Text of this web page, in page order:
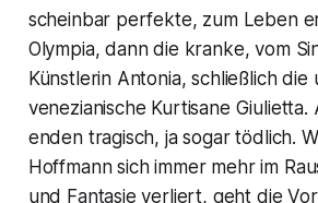
scheinbar perfekte, zum Leben
Olympia, dann die kranke, vom
Künstlerin Antonia, schließlich
venezianische Kurtisane Giulietta.
enden tragisch, ja sogar tödlich.
Hoffmann sich immer mehr im
und Fantasie verliert, geht die